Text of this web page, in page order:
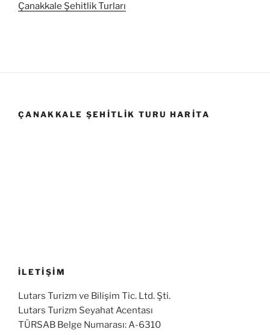
Çanakkale Şehitlik Turları
ÇANAKKALE ŞEHITLIK TURU HARITA
İLETİŞİM
Lutars Turizm ve Bilişim Tic. Ltd. Şti.
Lutars Turizm Seyahat Acentası
TÜRSAB Belge Numarası: A-6310